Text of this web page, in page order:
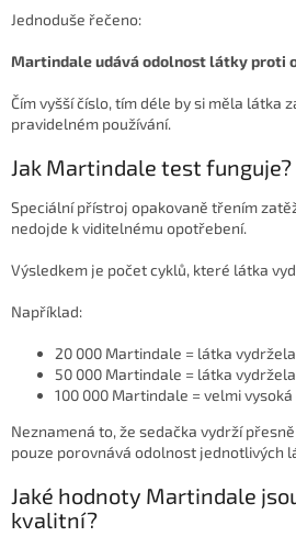
Jednoduše řečeno:
Martindale udává odolnost látky proti
Čím vyšší číslo, tím déle by si měla látka
pravidelném používání.
Jak Martindale test funguje?
Speciální přístroj opakovaně třením
nedojde k viditelnému opotřebení.
Výsledkem je počet cyklů, které látka
Například:
20 000 Martindale = látka
50 000 Martindale = látka
100 000 Martindale = velmi
Neznamená to, že sedačka vydrží
pouze porovnává odolnost jednotlivých
Jaké hodnoty Martindale
kvalitní?